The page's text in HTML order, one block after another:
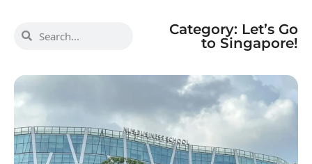
Category: Let’s Go
to Singapore!